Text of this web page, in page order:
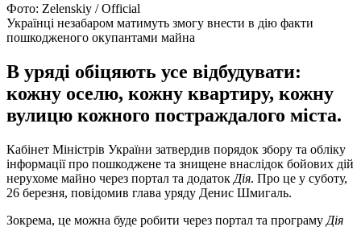
Фото: Zelenskiy / Official
Українці незабаром матимуть змогу внести в дію факти
пошкодженого окупантами майна
В уряді обіцяють усе відбудувати:
кожну оселю, кожну квартиру, кожну
вулицю кожного постраждалого міста.
Кабінет Міністрів України затвердив порядок збору та обліку
інформації про пошкоджене та знищене внаслідок бойових дій
нерухоме майно через портал та додаток Дія. Про це у суботу,
26 березня, повідомив глава уряду Денис Шмигаль.
Зокрема, це можна буде робити через портал та програму Дія